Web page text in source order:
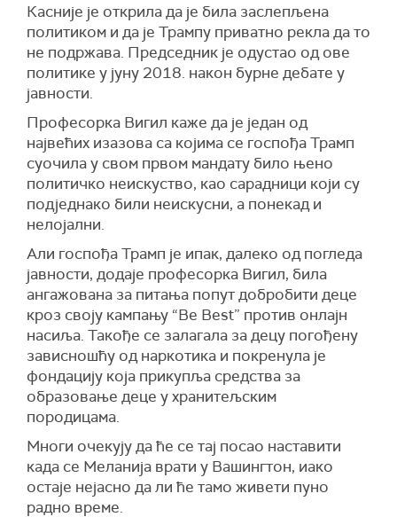
Касније је открила да је била заслепљена
политиком и да је Трампу приватно рекла да то
не подржава. Председник је одустао од ове
политике у јуну 2018. након бурне дебате у
јавности.
Професорка Вигил каже да је један од
највећих изазова са којима се госпођа Трамп
суочила у свом првом мандату било њено
политичко неискуство, као сарадници који су
подједнако били неискусни, а понекад и
нелојални.
Али госпођа Трамп је ипак, далеко од погледа
јавности, додаје професорка Вигил, била
ангажована за питања попут добробити деце
кроз своју кампању “Be Best” против онлајн
насиља. Такође се залагала за децу погођену
зависношћу од наркотика и покренула је
фондацију која прикупља средства за
образовање деце у хранитељским
породицама.
Многи очекују да ће се тај посао наставити
када се Меланија врати у Вашингтон, иако
остаје нејасно да ли ће тамо живети пуно
радно време.